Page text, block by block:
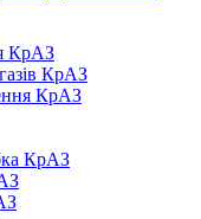
КрАЗ
КрАЗ
КрАЗ
КрАЗ